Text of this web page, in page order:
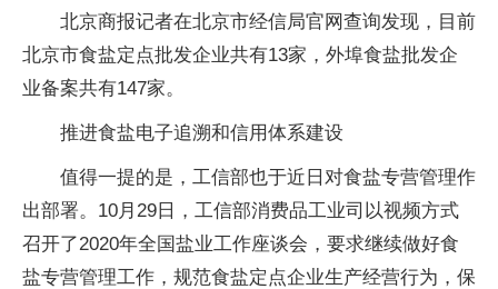
北京商报记者在北京市经信局官网查询发现，目前
北京市食盐定点批发企业共有13家，外埠食盐批发企
业备案共有147家。
推进食盐电子追溯和信用体系建设
值得一提的是，工信部也于近日对食盐专营管理作
出部署。10月29日，工信部消费品工业司以视频方式
召开了2020年全国盐业工作座谈会，要求继续做好食
盐专营管理工作，规范食盐定点企业生产经营行为，保